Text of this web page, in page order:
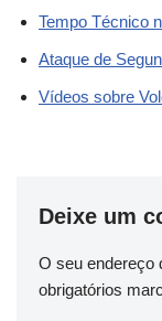
Tempo Técnico
Ataque de
Vídeos sobre
Deixe um
O seu endereço
obrigatórios